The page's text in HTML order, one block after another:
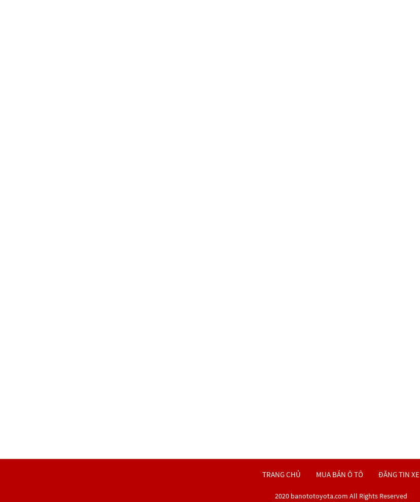
TRANG CHỦ MUA BÁN Ô TÔ ĐĂNG TIN XE
2020 banototoyota.com All Rights Reserved